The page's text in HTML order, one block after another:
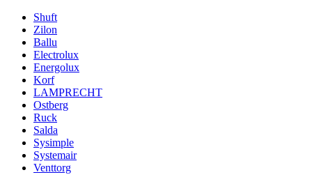
Shuft
Zilon
Ballu
Electrolux
Energolux
Korf
LAMPRECHT
Ostberg
Ruck
Salda
Sysimple
Systemair
Venttorg